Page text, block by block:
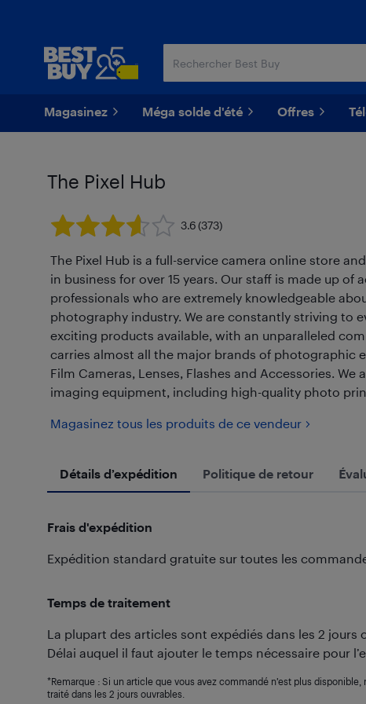
Magasinez Méga solde d'été Offres
The Pixel Hub
3.6(373)
The Pixel Hub is a full-service camera online store
in business for over 15 years. Our staff is made up
professionals who are extremely knowledgeable
photography industry. We are constantly striving to
exciting products available, with an unparalleled
carries almost all the major brands of photographic
Film Cameras, Lenses, Flashes and Accessories.
imaging equipment, including high-quality photo
Magasinez tous les produits de ce vendeur
Détails d’expédition Politique de retour
Frais d'expédition
Expédition standard gratuite sur toutes les
Temps de traitement
La plupart des articles sont expédiés dans les 2
Délai auquel il faut ajouter le temps nécessaire pour
*Remarque : Si un article que vous avez commandé n’est plus
traité dans les 2 jours ouvrables.